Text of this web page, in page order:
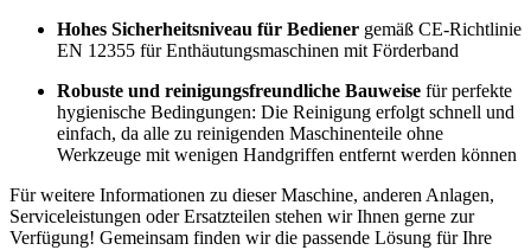
Hohes Sicherheitsniveau für Bediener gemäß CE-Richtlinie
EN 12355 für Enthäutungsmaschinen mit Förderband
Robuste und reinigungsfreundliche Bauweise für perfekte
hygienische Bedingungen: Die Reinigung erfolgt schnell und
einfach, da alle zu reinigenden Maschinenteile ohne
Werkzeuge mit wenigen Handgriffen entfernt werden können
Für weitere Informationen zu dieser Maschine, anderen Anlagen,
Serviceleistungen oder Ersatzteilen stehen wir Ihnen gerne zur
Verfügung! Gemeinsam finden wir die passende Lösung für Ihre